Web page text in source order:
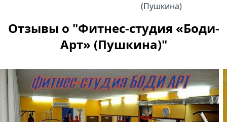
(Пушкина)
Отзывы о "Фитнес-студия «Боди-
Арт» (Пушкина)"